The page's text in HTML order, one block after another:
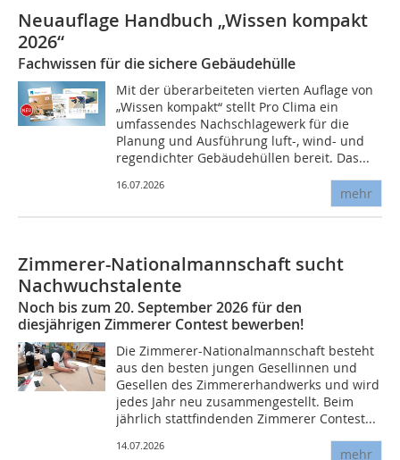
Neuauflage Handbuch „Wissen kompakt
2026“
Fachwissen für die sichere Gebäudehülle
Mit der überarbeiteten vierten Auflage von
„Wissen kompakt“ stellt Pro Clima ein
umfassendes Nachschlagewerk für die
Planung und Ausführung luft-, wind- und
regendichter Gebäudehüllen bereit. Das...
16.07.2026
mehr
Zimmerer-Nationalmannschaft sucht
Nachwuchstalente
Noch bis zum 20. September 2026 für den
diesjährigen Zimmerer Contest bewerben!
Die Zimmerer-Nationalmannschaft besteht
aus den besten jungen Gesellinnen und
Gesellen des Zimmererhandwerks und wird
jedes Jahr neu zusammengestellt. Beim
jährlich stattfindenden Zimmerer Contest...
14.07.2026
mehr